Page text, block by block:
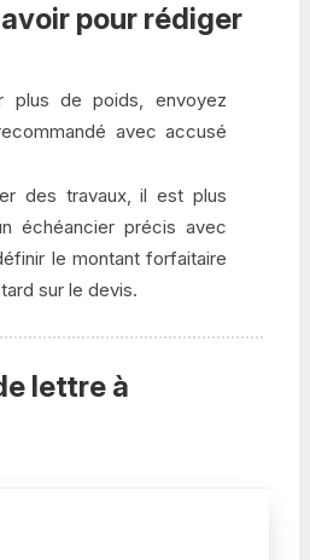
pour rédiger
plus de poids, envoyez
avec accusé
des travaux, il est plus
échéancier précis avec
le montant forfaitaire
sur le devis.
lettre à